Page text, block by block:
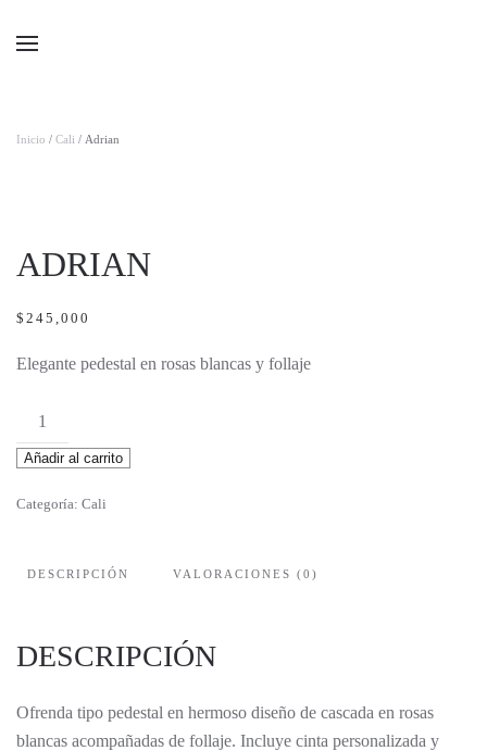
Inicio / Cali / Adrian
ADRIAN
$ 245,000
Elegante pedestal en rosas blancas y follaje
Adrian
cantidad
Añadir al carrito
Categoría: Cali
DESCRIPCIÓN VALORACIONES (0)
DESCRIPCIÓN
Ofrenda tipo pedestal en hermoso diseño de cascada en rosas
blancas acompañadas de follaje. Incluye cinta personalizada y